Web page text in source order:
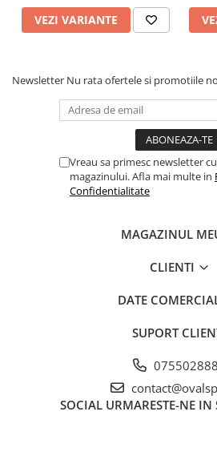
VEZI VARIANTE
Newsletter Nu rata ofertele si promotiile
Vreau sa primesc newsletter
magazinului. Afla mai multe in
Confidentialitate
MAGAZINUL
CLIENTI
DATE
SUPORT
SOCIAL URMARESTE-NE